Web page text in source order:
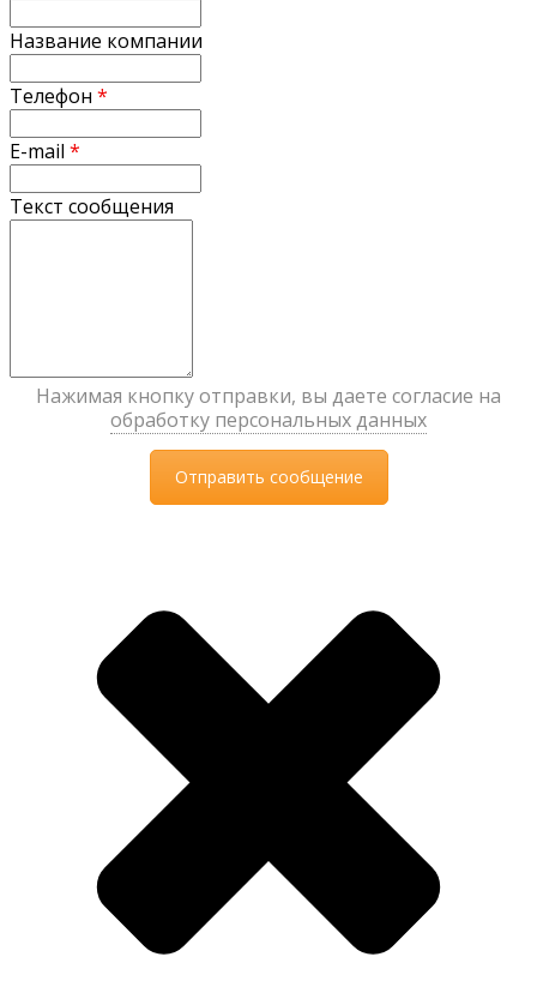
Название компании
Телефон *
E-mail *
Текст сообщения
Нажимая кнопку отправки, вы даете согласие на
обработку персональных данных